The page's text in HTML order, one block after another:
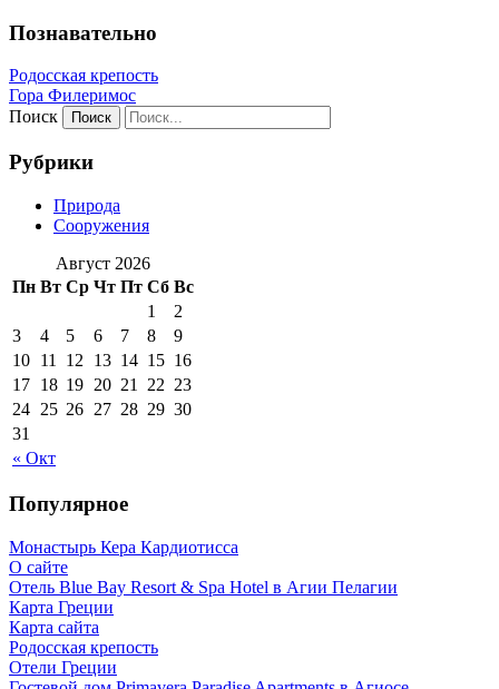
Познавательно
Родосская крепость
Гора Филеримос
Поиск
Рубрики
Природа
Сооружения
Август 2026
Пн Вт Ср Чт Пт Сб Вс
« Окт
1
2
3
4 5 6 7 8
9
10 11 12 13 14 15 16
17 18 19 20 21 22 23
24 25 26 27 28 29 30
31
Популярное
Монастырь Кера Кардиотисса
О сайте
Отель Blue Bay Resort & Spa Hotel в Агии Пелагии
Карта Греции
Карта сайта
Родосская крепость
Отели Греции